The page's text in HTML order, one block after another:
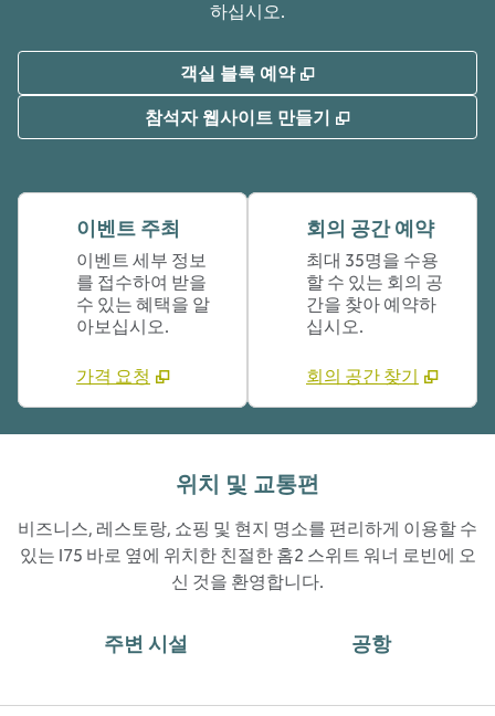
하십시오.
객실 블록 예약 ,
참석자 웹사이트 만들기 ,
이벤트 주최
이벤트 세부 정보
를 접수하여 받을
수 있는 혜택을 알
아보십시오.
가격 요청
회의 공간 예약
최대 35명을 수용
할 수 있는 회의 공
간을 찾아 예약하
십시오.
회의 공간 찾기
위치 및 교통편
비즈니스, 레스토랑, 쇼핑 및 현지 명소를 편리하게 이용할 수
있는 I75 바로 옆에 위치한 친절한 홈2 스위트 워너 로빈에 오
신 것을 환영합니다.
주변 시설 공항